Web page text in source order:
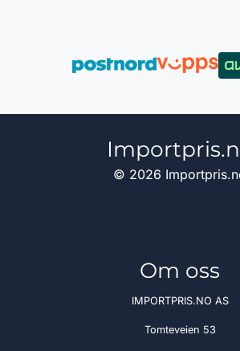
© 2026
Om oss
IMPORTPRIS.NO AS
Tomteveien 53